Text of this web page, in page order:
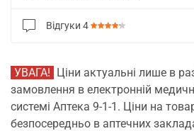
Відгуки 4
УВАГА! Ціни актуальні лише в
замовлення в електронній
системі Аптека 9-1-1. Ціни на
безпосередньо в аптечних